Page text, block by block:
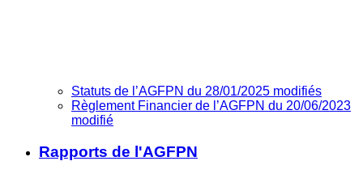
Statuts de l’AGFPN du 28/01/2025 modifiés
Règlement Financier de l’AGFPN du 20/06/2023
modifié
Rapports de l'AGFPN